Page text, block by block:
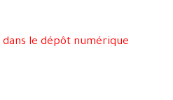
le dépôt numérique